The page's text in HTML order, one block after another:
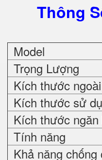
Thông
Model
Trọng Lượng
Kích thước ngoài
Kích thước sử
Kích thước ngăn
Tính năng
Khả năng chống